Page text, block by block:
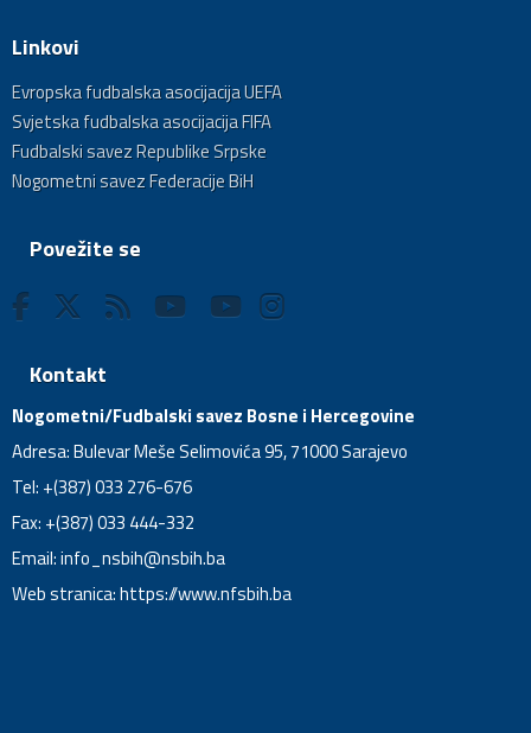
Linkovi
Evropska fudbalska asocijacija UEFA
Svjetska fudbalska asocijacija FIFA
Fudbalski savez Republike Srpske
Nogometni savez Federacije BiH
Povežite se
Kontakt
Nogometni/Fudbalski savez Bosne i Hercegovine
Adresa: Bulevar Meše Selimovića 95, 71000 Sarajevo
Tel: +(387) 033 276-676
Fax: +(387) 033 444-332
Email:info_nsbih@nsbih.ba
Web stranica: https://www.nfsbih.ba